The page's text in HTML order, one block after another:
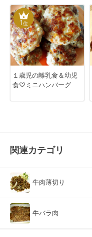
1位
１歳児の離乳食＆幼児
食♡ミニハンバーグ
関連カテゴリ
牛肉薄切り
牛バラ肉